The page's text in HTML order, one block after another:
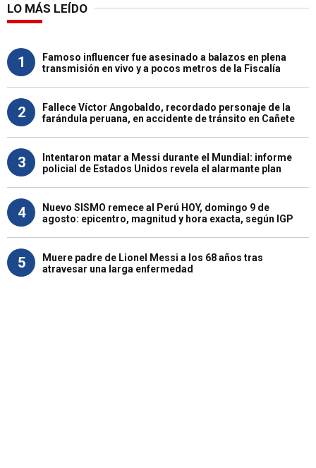
LO MÁS LEÍDO
1
Famoso influencer fue asesinado a balazos en plena
transmisión en vivo y a pocos metros de la Fiscalía
2
Fallece Víctor Angobaldo, recordado personaje de la
farándula peruana, en accidente de tránsito en Cañete
3
Intentaron matar a Messi durante el Mundial: informe
policial de Estados Unidos revela el alarmante plan
4
Nuevo SISMO remece al Perú HOY, domingo 9 de
agosto: epicentro, magnitud y hora exacta, según IGP
5
Muere padre de Lionel Messi a los 68 años tras
atravesar una larga enfermedad